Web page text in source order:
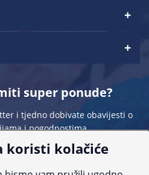
super ponude?
i tjedno dobivate obavijesti o
i pogodnostima
koristi kolačiće